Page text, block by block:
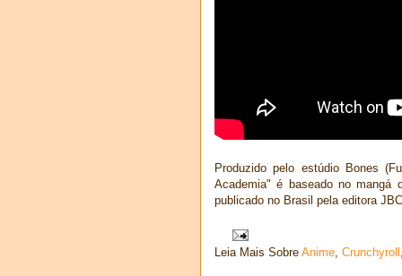
Produzido pelo estúdio Bones
Academia" é baseado no mangá
publicado no Brasil pela editora JBC.
Leia Mais Sobre Anime, Crunchyroll ,